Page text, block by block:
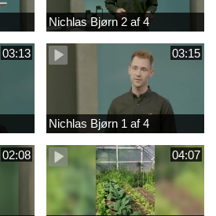
Nichlas Bjørn 2 af 4
03:13 03:15
Nichlas Bjørn 1 af 4
02:08 04:07